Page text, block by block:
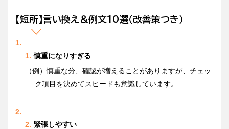
【短所】言い換え＆例文10選（改善策つき）
慎重になりすぎる
（例）慎重な分、確認が増えることがありますが、チェッ
ク項目を決めてスピードも意識しています。
緊張しやすい